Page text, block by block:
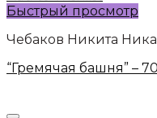
Быстрый просмотр
Чебаков Никита
“Гремячая башня” –